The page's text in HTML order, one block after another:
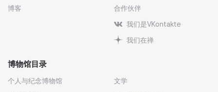
博客
合作伙伴
我们是VKontakte
我们在禅
博物馆目录
个人与纪念博物馆
文学